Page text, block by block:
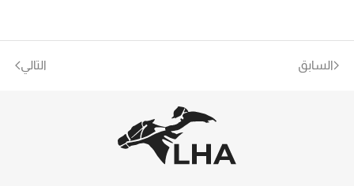
السابق التالي